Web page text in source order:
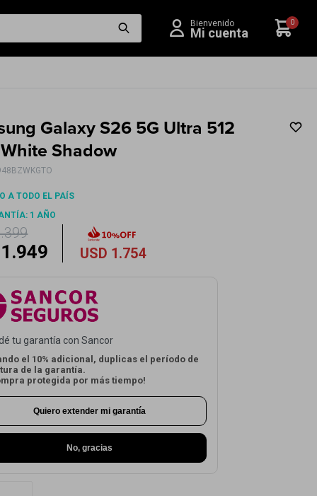
0
Galaxy S26 5G Ultra 512
Shadow
1 AÑO
A TODO EL PAÍS
1.949 USD 1.754
tu garantía con Sancor
el 10% adicional, duplicas el período de
de la garantía.
protegida por más tiempo!
Quiero extender mi garantía
No, gracias